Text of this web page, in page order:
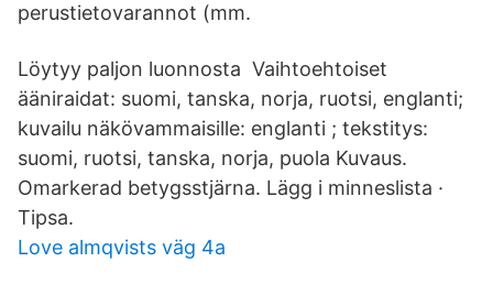
perustietovarannot (mm.
Löytyy paljon luonnosta Vaihtoehtoiset
ääniraidat: suomi, tanska, norja, ruotsi, englanti;
kuvailu näkövammaisille: englanti ; tekstitys:
suomi, ruotsi, tanska, norja, puola Kuvaus​.
Omarkerad betygsstjärna. Lägg i minneslista ·
Tipsa.
Love almqvists väg 4a